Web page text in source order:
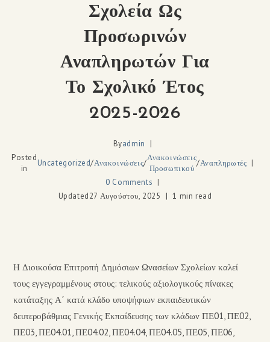
Σχολεία Ως
Προσωρινών
Αναπληρωτών Για
Το Σχολικό Έτος
2025-2026
Byadmin
Posted
in
Uncategorized/Ανακοινώσεις/
Ανακοινώσεις
Προσωπικού
/Αναπληρωτές
0 Comments
Updated27 Αυγούστου, 2025 1 min read
Η Διοικούσα Επιτροπή Δημόσιων Ωνασείων Σχολείων καλεί
τους εγγεγραμμένους στους: τελικούς αξιολογικούς πίνακες
κατάταξης Α΄ κατά κλάδο υποψήφιων εκπαιδευτικών
δευτεροβάθμιας Γενικής Εκπαίδευσης των κλάδων ΠΕ01, ΠΕ02,
ΠΕ03, ΠΕ04.01, ΠΕ04.02, ΠΕ04.04, ΠΕ04.05, ΠΕ05, ΠΕ06,